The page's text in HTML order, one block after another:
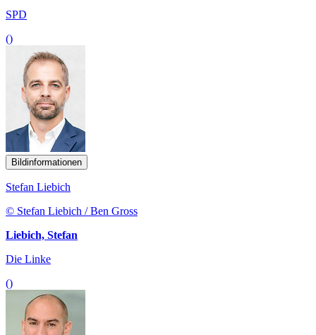
SPD
()
Bildinformationen
Stefan Liebich
© Stefan Liebich / Ben Gross
Liebich, Stefan
Die Linke
()